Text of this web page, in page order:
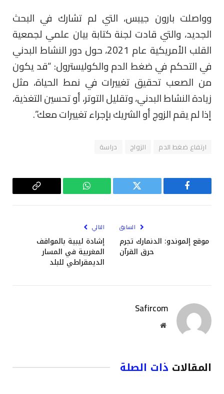
وواصلت بارون جيبس، التي لم تشارك في البحث
الجديد، والتي قادت لجنة كتابة بيان علمي لجمعية
القلب الأمريكية عام 2021، حول دور النشاط البدني
في التحكم في ضغط الدم والكوليسترول: “قد يكون
من الصعب تحقيق تغييرات في نمط الحياة، مثل
زيادة النشاط البدني، وتقليل التوتر، أو تحسين التغذية،
إذا لم يقم الزوج أو الشريك بإجراء تغييرات معك”.
ارتفاع ضغط الدم الزواج دراسة
فيسبوك تويتر واتساب
Copy
السابق
موقع إلموندو: الدنمارك تجرم
حرق القرآن
التالي
إشادة ليبية بالمواقف
المغربية في المسار
الديمقراطي للبلد
Safircom
موقع
المقالات ذات الصلة